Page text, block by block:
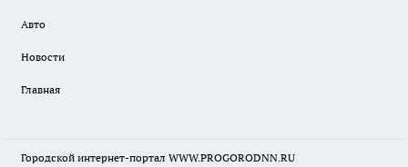
Авто
Новости
Главная
Городской интернет-портал WWW.PROGORODNN.RU